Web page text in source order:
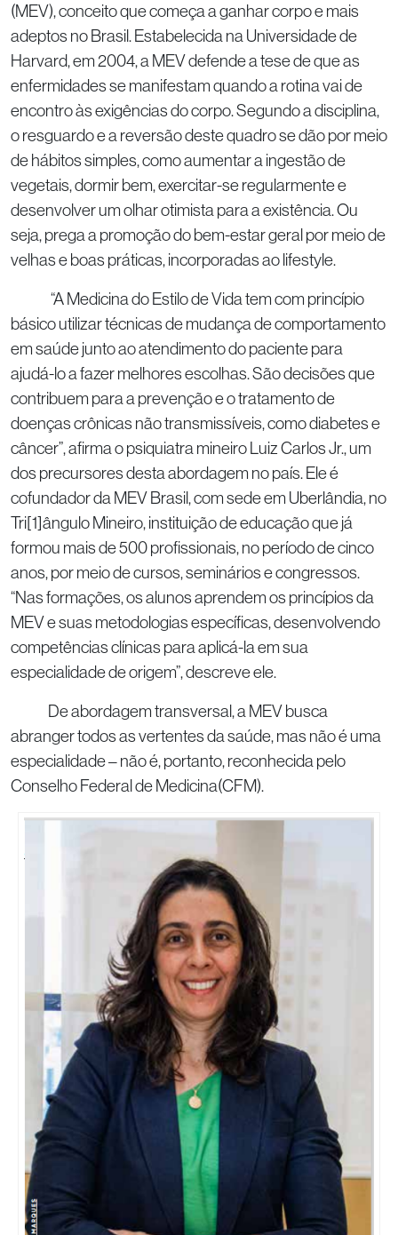
(MEV), conceito que começa a ganhar corpo e mais
adeptos no Brasil. Estabelecida na Universidade de
Harvard, em 2004, a MEV defende a tese de que as
enfermidades se manifestam quando a rotina vai de
encontro às exigências do corpo. Segundo a disciplina,
o resguardo e a reversão deste quadro se dão por meio
de hábitos simples, como aumentar a ingestão de
vegetais, dormir bem, exercitar-se regularmente e
desenvolver um olhar otimista para a existência. Ou
seja, prega a promoção do bem-estar geral por meio de
velhas e boas práticas, incorporadas ao lifestyle.
“A Medicina do Estilo de Vida tem com princípio
básico utilizar técnicas de mudança de comportamento
em saúde junto ao atendimento do paciente para
ajudá-lo a fazer melhores escolhas. São decisões que
contribuem para a prevenção e o tratamento de
doenças crônicas não transmissíveis, como diabetes e
câncer”, afirma o psiquiatra mineiro Luiz Carlos Jr., um
dos precursores desta abordagem no país. Ele é
cofundador da MEV Brasil, com sede em Uberlândia, no
Tri[1]ângulo Mineiro, instituição de educação que já
formou mais de 500 profissionais, no período de cinco
anos, por meio de cursos, seminários e congressos.
“Nas formações, os alunos aprendem os princípios da
MEV e suas metodologias específicas, desenvolvendo
competências clínicas para aplicá-la em sua
especialidade de origem”, descreve ele.
De abordagem transversal, a MEV busca
abranger todos as vertentes da saúde, mas não é uma
especialidade – não é, portanto, reconhecida pelo
Conselho Federal de Medicina(CFM).